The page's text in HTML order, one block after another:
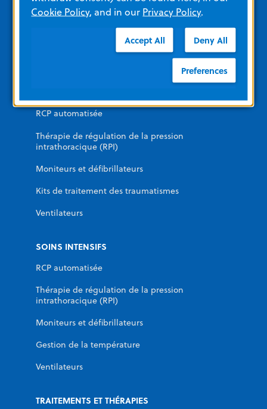
Catégories de produits
RCP automatisée
Thérapie de régulation de la pression
intrathoracique (RPI)
Moniteurs et défibrillateurs
Kits de traitement des traumatismes
Ventilateurs
SOINS INTENSIFS
RCP automatisée
Thérapie de régulation de la pression
intrathoracique (RPI)
Moniteurs et défibrillateurs
Gestion de la température
Ventilateurs
TRAITEMENTS ET THÉRAPIES
Cookie Policy, and in our Privacy Policy.
Accept All Deny All
Preferences